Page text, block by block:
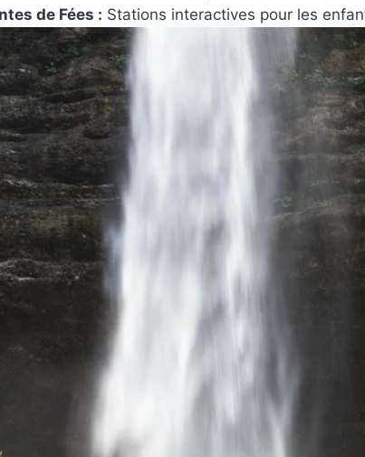
de Fées : Stations interactives pour les